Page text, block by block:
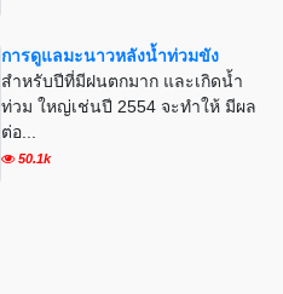
การดูแลมะนาวหลังน้ำท่วมขัง
สำหรับปีที่มีฝนตกมาก และเกิดน้ำ
ท่วม ใหญ่เช่นปี 2554 จะทำให้ มีผล
ต่อ...
50.1k